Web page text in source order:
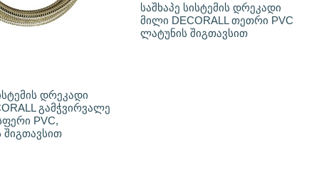
დრეკადი
გამჭვირვალე
PVC,
საშხაპე სისტემის დრეკადი
მილი DECORALL თეთრი PVC
ლატუნის შიგთავსით